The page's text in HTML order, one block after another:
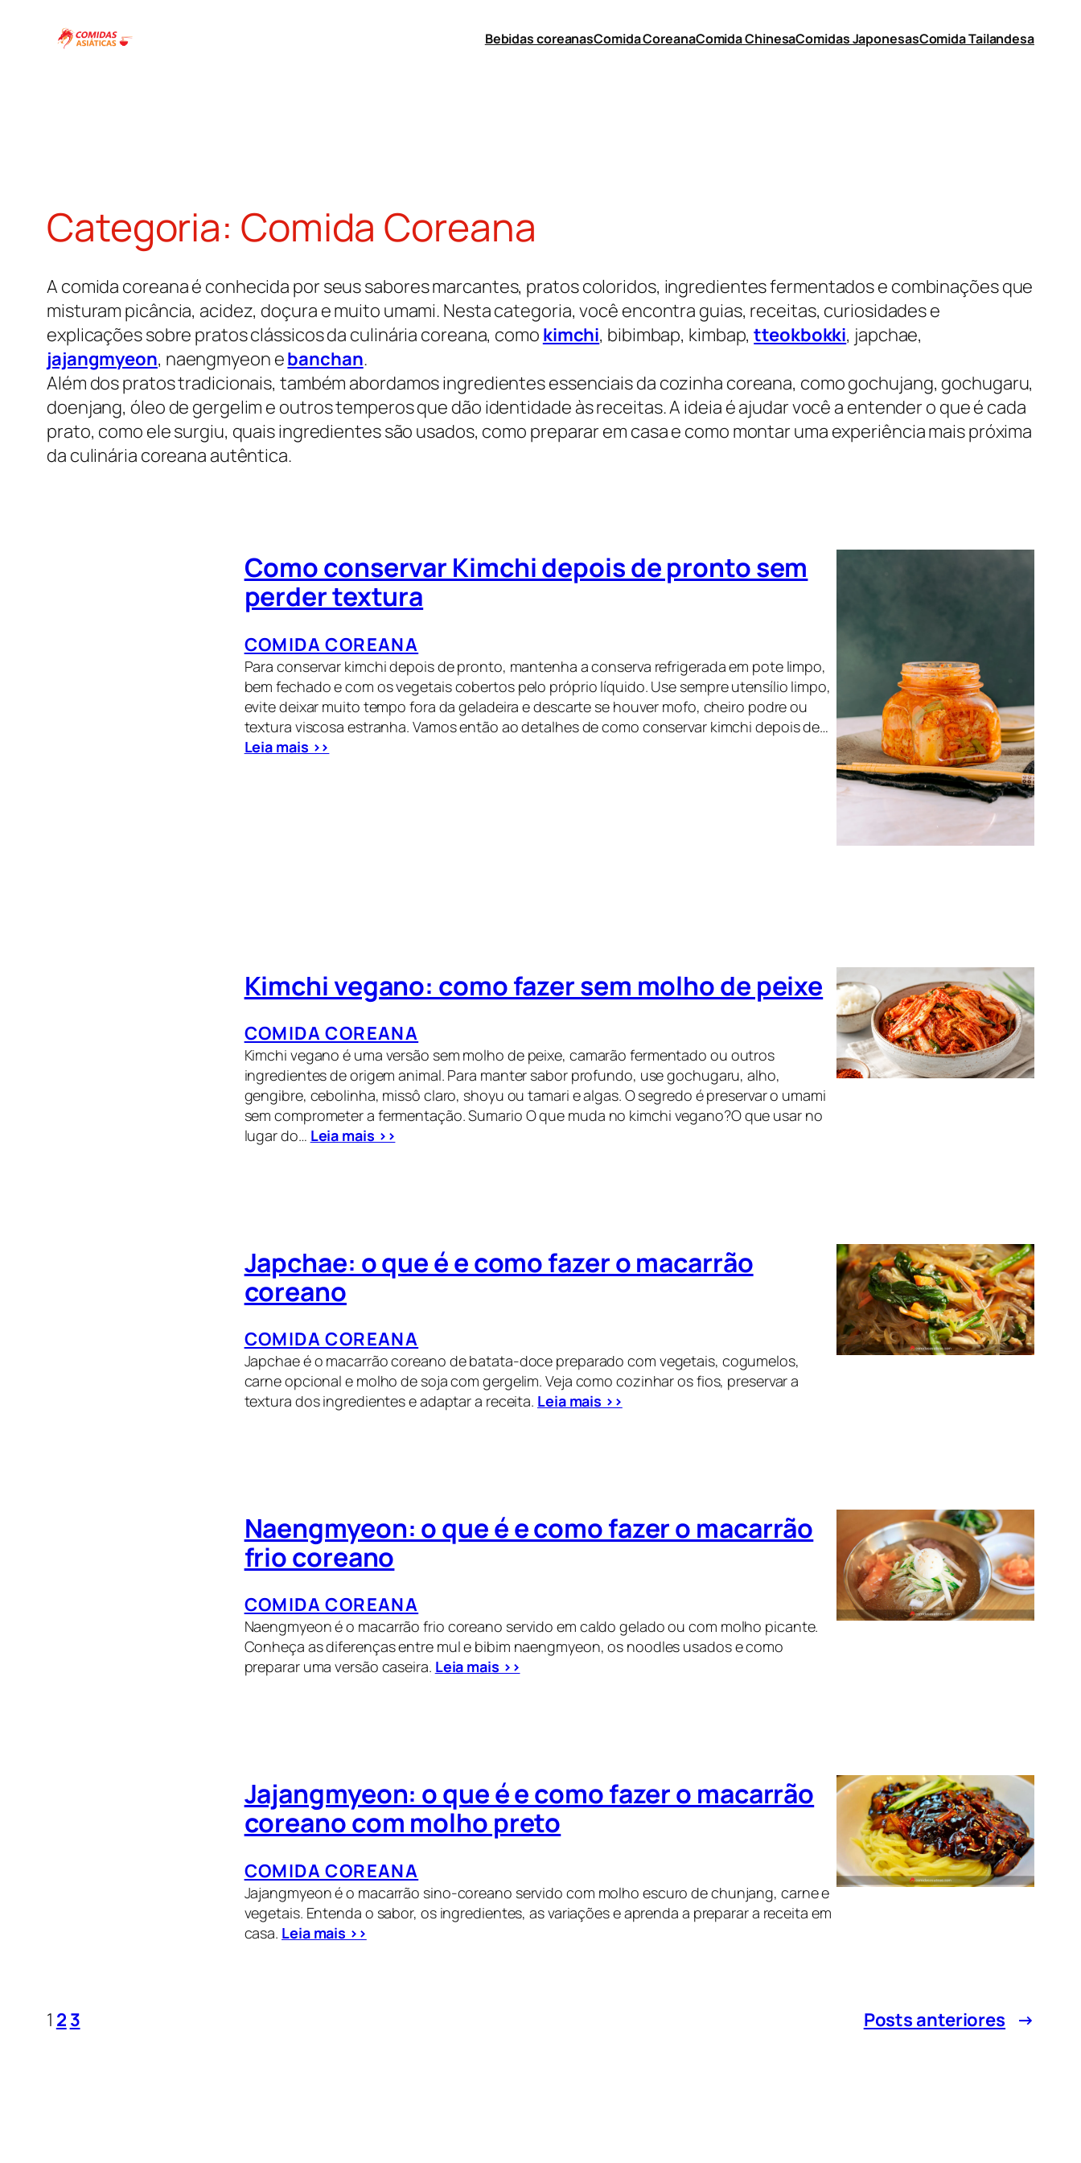
Bebidas coreanasComida CoreanaComida ChinesaComidas JaponesasComida Tailandesa
Categoria: Comida Coreana
A comida coreana é conhecida por seus sabores marcantes, pratos coloridos, ingredientes fermentados e combinações que
misturam picância, acidez, doçura e muito umami. Nesta categoria, você encontra guias, receitas, curiosidades e
explicações sobre pratos clássicos da culinária coreana, como kimchi, bibimbap, kimbap,tteokbokki, japchae,
jajangmyeon, naengmyeon ebanchan.
Além dos pratos tradicionais, também abordamos ingredientes essenciais da cozinha coreana, como gochujang, gochugaru,
doenjang, óleo de gergelim e outros temperos que dão identidade às receitas. A ideia é ajudar você a entender o que é cada
prato, como ele surgiu, quais ingredientes são usados, como preparar em casa e como montar uma experiência mais próxima
da culinária coreana autêntica.
Como conservar Kimchi depois de pronto sem
perder textura
COMIDA COREANA
Para conservar kimchi depois de pronto, mantenha a conserva refrigerada em pote limpo,
bem fechado e com os vegetais cobertos pelo próprio líquido. Use sempre utensílio limpo,
evite deixar muito tempo fora da geladeira e descarte se houver mofo, cheiro podre ou
textura viscosa estranha. Vamos então ao detalhes de como conservar kimchi depois de…
Leia mais >>
Kimchi vegano: como fazer sem molho de peixe
COMIDA COREANA
Kimchi vegano é uma versão sem molho de peixe, camarão fermentado ou outros
ingredientes de origem animal. Para manter sabor profundo, use gochugaru, alho,
gengibre, cebolinha, missô claro, shoyu ou tamari e algas. O segredo é preservar o umami
sem comprometer a fermentação. Sumario O que muda no kimchi vegano?O que usar no
lugar do… Leia mais >>
Japchae: o que é e como fazer o macarrão
coreano
COMIDA COREANA
Japchae é o macarrão coreano de batata-doce preparado com vegetais, cogumelos,
carne opcional e molho de soja com gergelim. Veja como cozinhar os fios, preservar a
textura dos ingredientes e adaptar a receita. Leia mais >>
Naengmyeon: o que é e como fazer o macarrão
frio coreano
COMIDA COREANA
Naengmyeon é o macarrão frio coreano servido em caldo gelado ou com molho picante.
Conheça as diferenças entre mul e bibim naengmyeon, os noodles usados e como
preparar uma versão caseira. Leia mais >>
Jajangmyeon: o que é e como fazer o macarrão
coreano com molho preto
COMIDA COREANA
Jajangmyeon é o macarrão sino-coreano servido com molho escuro de chunjang, carne e
vegetais. Entenda o sabor, os ingredientes, as variações e aprenda a preparar a receita em
casa. Leia mais >>
1 2 3 Posts anteriores →